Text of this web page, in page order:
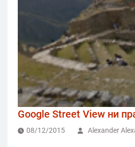
Google Street View ни
08/12/2015 Alexander